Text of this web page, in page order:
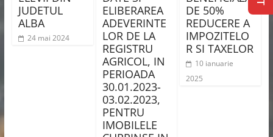
JUDETUL
ALBA
24 mai 2024
ELIBERAREA
ADEVERINTE
LOR DE LA
REGISTRU
AGRICOL, IN
PERIOADA
30.01.2023-
03.02.2023,
PENTRU
IMOBILELE
DE 50%
REDUCERE A
IMPOZITELO
R SI TAXELOR
10 ianuarie
2025